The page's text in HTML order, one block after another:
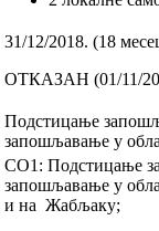
31/12/2018. (18
ОТКАЗАН (01/11/
Подстицање
запошљавање у
СО1: Подстицање
запошљавање у
и на Жабљаку;